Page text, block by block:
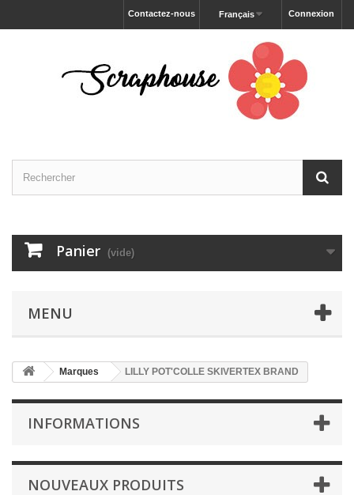
Connexion
Français
Contactez-nous
Panier (vide)
MENU
Marques LILLY POT'COLLE SKIVERTEX BRAND
INFORMATIONS
NOUVEAUX PRODUITS